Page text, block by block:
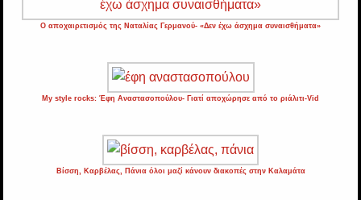
Ο αποχαιρετισμός της Ναταλίας Γερμανού- «Δεν έχω άσχημα συναισθήματα»
My style rocks: Έφη Αναστασοπούλου- Γιατί αποχώρησε από το ριάλιτι-Vid
Βίσση, Καρβέλας, Πάνια όλοι μαζί κάνουν διακοπές στην Καλαμάτα